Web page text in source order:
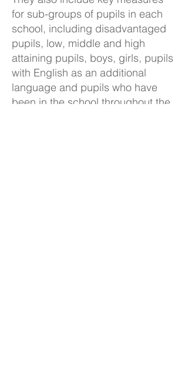
for sub-groups of pupils in each
school, including disadvantaged
pupils, low, middle and high
attaining pupils, boys, girls, pupils
with English as an additional
language and pupils who have
been in the school throughout the